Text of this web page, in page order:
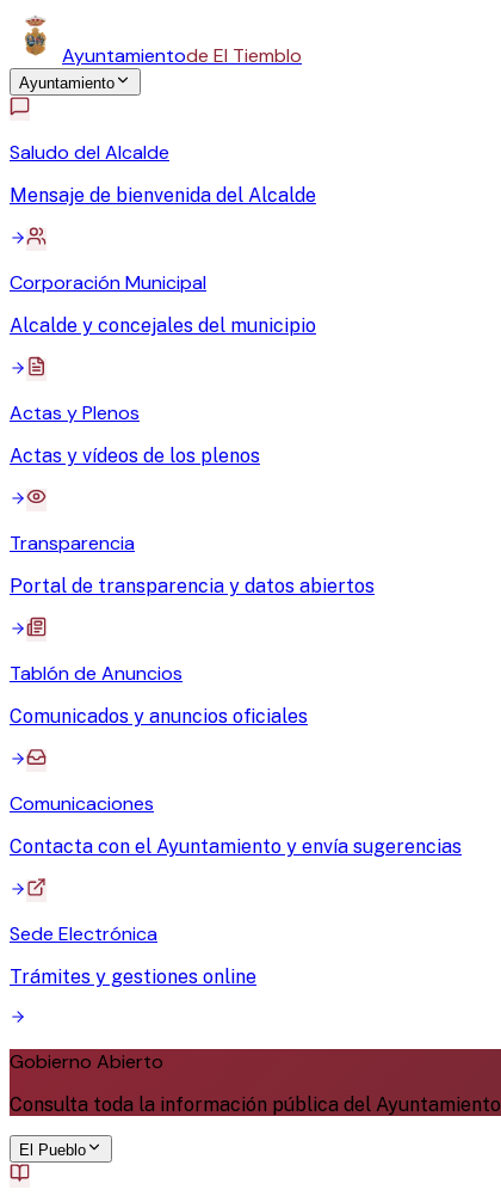
Ayuntamientode El Tiemblo
Ayuntamiento
Saludo del Alcalde
Mensaje de bienvenida del Alcalde
Corporación Municipal
Alcalde y concejales del municipio
Actas y Plenos
Actas y vídeos de los plenos
Transparencia
Portal de transparencia y datos abiertos
Tablón de Anuncios
Comunicados y anuncios oficiales
Comunicaciones
Contacta con el Ayuntamiento y envía sugerencias
Sede Electrónica
Trámites y gestiones online
Gobierno Abierto
Consulta toda la información pública del Ayuntamiento
El Pueblo